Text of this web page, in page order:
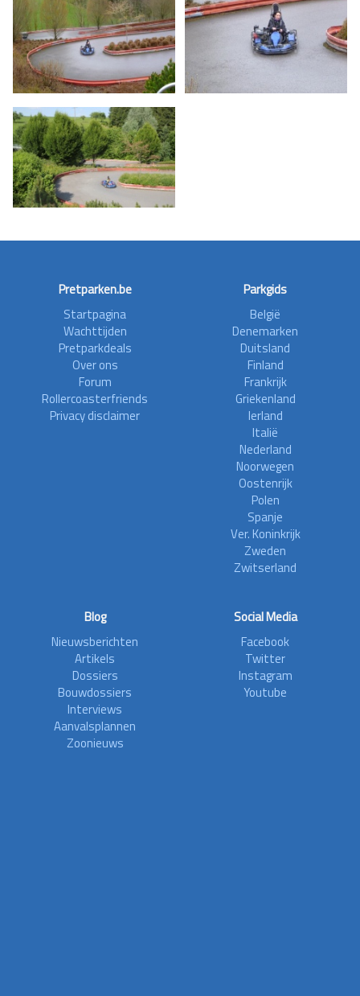
Pretparken.be
Startpagina
Wachttijden
Pretparkdeals
Over ons
Forum
Rollercoasterfriends
Privacy disclaimer
Parkgids
België
Denemarken
Duitsland
Finland
Frankrijk
Griekenland
Ierland
Italië
Nederland
Noorwegen
Oostenrijk
Polen
Spanje
Ver. Koninkrijk
Zweden
Zwitserland
Blog
Nieuwsberichten
Artikels
Dossiers
Bouwdossiers
Interviews
Aanvalsplannen
Zoonieuws
Social Media
Facebook
Twitter
Instagram
Youtube